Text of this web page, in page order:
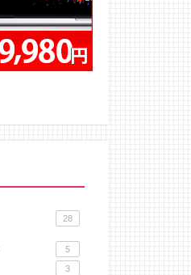
28
5
3